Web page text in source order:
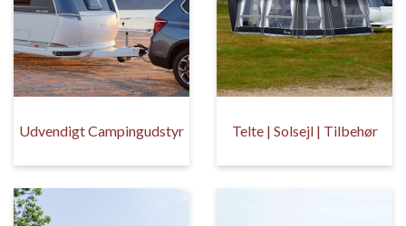
Udvendigt Campingudstyr Telte | Solsejl | Tilbehør